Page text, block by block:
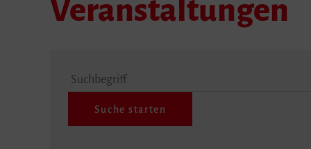
Veranstaltungen
Suchbegriff